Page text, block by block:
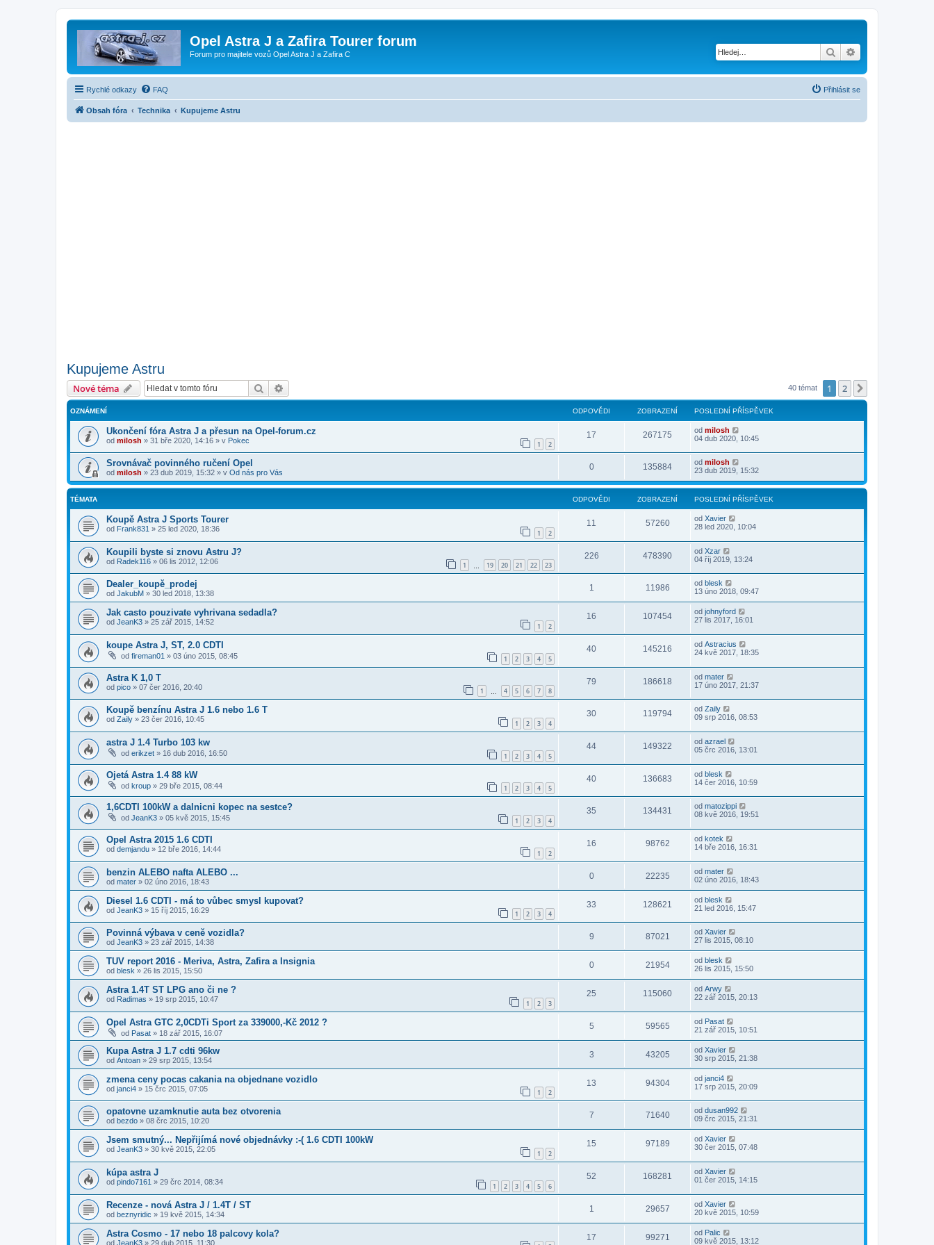
Opel Astra J a Zafira Tourer forum
Forum pro majitele vozů Opel Astra J a Zafira C Hledat
Rychlé odkazy FAQ Přihlásit se
Obsah fóra Technika Kupujeme Astru
Kupujeme Astru
Nové téma Hledat 40 témat 1 2
OZNÁMENÍ ODPOVĚDI ZOBRAZENÍ POSLEDNÍ PŘÍSPĚVEK
Ukončení fóra Astra J a přesun na Opel-forum.cz
od milosh » 31 bře 2020, 14:16 » v Pokec 1 2
17 267175 od milosh
04 dub 2020, 10:45
Srovnávač povinného ručení Opel
od milosh » 23 dub 2019, 15:32 » v Od nás pro Vás
0 135884 od milosh
23 dub 2019, 15:32
TÉMATA ODPOVĚDI ZOBRAZENÍ POSLEDNÍ PŘÍSPĚVEK
Koupě Astra J Sports Tourer
od Frank831 » 25 led 2020, 18:36 1 2
11 57260 od Xavier
28 led 2020, 10:04
Koupili byste si znovu Astru J?
od Radek116 » 06 lis 2012, 12:06 1 19 20 21 22 23
226 478390 od Xzar
04 říj 2019, 13:24
Dealer_koupě_prodej
od JakubM » 30 led 2018, 13:38
1 11986 od blesk
13 úno 2018, 09:47
Jak casto pouzivate vyhrivana sedadla?
od JeanK3 » 25 zář 2015, 14:52 1 2
16 107454 od johnyford
27 lis 2017, 16:01
koupe Astra J, ST, 2.0 CDTI
od fireman01 » 03 úno 2015, 08:45 1 2 3 4 5
40 145216 od Astracius
24 kvě 2017, 18:35
Astra K 1,0 T
od pico » 07 čer 2016, 20:40 1 4 5 6 7 8
79 186618 od mater
17 úno 2017, 21:37
Koupě benzínu Astra J 1.6 nebo 1.6 T
od Zaily » 23 čer 2016, 10:45 1 2 3 4
30 119794 od Zaily
09 srp 2016, 08:53
astra J 1.4 Turbo 103 kw
od erikzet » 16 dub 2016, 16:50 1 2 3 4 5
44 149322 od azrael
05 črc 2016, 13:01
Ojetá Astra 1.4 88 kW
od kroup » 29 bře 2015, 08:44 1 2 3 4 5
40 136683 od blesk
14 čer 2016, 10:59
1,6CDTI 100kW a dalnicni kopec na sestce?
od JeanK3 » 05 kvě 2015, 15:45 1 2 3 4
35 134431 od matozippi
08 kvě 2016, 19:51
Opel Astra 2015 1.6 CDTI
od demjandu » 12 bře 2016, 14:44 1 2
16 98762 od kotek
14 bře 2016, 16:31
benzin ALEBO nafta ALEBO ...
od mater » 02 úno 2016, 18:43
0 22235 od mater
02 úno 2016, 18:43
Diesel 1.6 CDTI - má to vůbec smysl kupovat?
od JeanK3 » 15 říj 2015, 16:29 1 2 3 4
33 128621 od blesk
21 led 2016, 15:47
Povinná výbava v ceně vozidla?
od JeanK3 » 23 zář 2015, 14:38
9 87021 od Xavier
27 lis 2015, 08:10
TUV report 2016 - Meriva, Astra, Zafira a Insignia
od blesk » 26 lis 2015, 15:50
0 21954 od blesk
26 lis 2015, 15:50
Astra 1.4T ST LPG ano či ne ?
od Radimas » 19 srp 2015, 10:47 1 2 3
25 115060 od Arwy
22 zář 2015, 20:13
Opel Astra GTC 2,0CDTi Sport za 339000,-Kč 2012 ?
od Pasat » 18 zář 2015, 16:07
5 59565 od Pasat
21 zář 2015, 10:51
Kupa Astra J 1.7 cdti 96kw
od Antoan » 29 srp 2015, 13:54
3 43205 od Xavier
30 srp 2015, 21:38
zmena ceny pocas cakania na objednane vozidlo
od janci4 » 15 črc 2015, 07:05 1 2
13 94304 od janci4
17 srp 2015, 20:09
opatovne uzamknutie auta bez otvorenia
od bezdo » 08 črc 2015, 10:20
7 71640 od dusan992
09 črc 2015, 21:31
Jsem smutný... Nepřijímá nové objednávky :-( 1.6 CDTI 100kW
od JeanK3 » 30 kvě 2015, 22:05 1 2
15 97189 od Xavier
30 čer 2015, 07:48
kúpa astra J
od pindo7161 » 29 črc 2014, 08:34 1 2 3 4 5 6
52 168281 od Xavier
01 čer 2015, 14:15
Recenze - nová Astra J / 1.4T / ST
od beznyridic » 19 kvě 2015, 14:34
1 29657 od Xavier
20 kvě 2015, 10:59
Astra Cosmo - 17 nebo 18 palcovy kola?
od JeanK3 » 29 dub 2015, 11:30
17 99271 od Palic
09 kvě 2015, 13:12